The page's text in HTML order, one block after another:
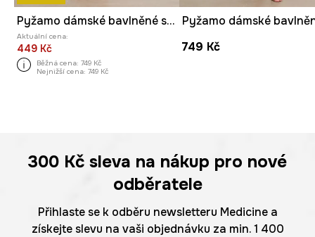
Pyžamo dámské bavlněné s elastanem s potiskem
Aktuální cena:
449 Kč
Běžná cena: 749 Kč
Nejnižší cena: 749 Kč
749 Kč
300 Kč sleva na nákup pro nové
odběratele
Přihlaste se k odběru newsletteru Medicine a
získejte slevu na vaši objednávku za min. 1 400